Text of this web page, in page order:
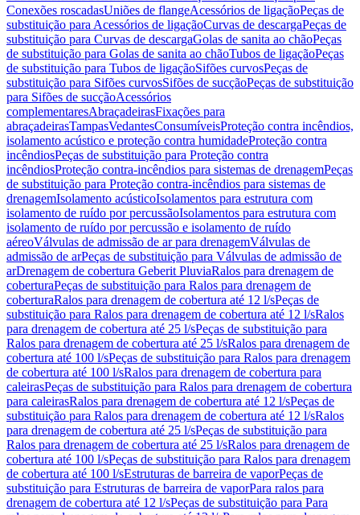
Conexões roscadasUniões de flangeAcessórios de ligaçãoPeças de
substituição para Acessórios de ligaçãoCurvas de descargaPeças de
substituição para Curvas de descargaGolas de sanita ao chãoPeças
de substituição para Golas de sanita ao chãoTubos de ligaçãoPeças
de substituição para Tubos de ligaçãoSifões curvosPeças de
substituição para Sifões curvosSifões de sucçãoPeças de substituição
para Sifões de sucçãoAcessórios
complementaresAbraçadeirasFixações para
abraçadeirasTampasVedantesConsumíveisProteção contra incêndios,
isolamento acústico e proteção contra humidadeProteção contra
incêndiosPeças de substituição para Proteção contra
incêndiosProteção contra-incêndios para sistemas de drenagemPeças
de substituição para Proteção contra-incêndios para sistemas de
drenagemIsolamento acústicoIsolamentos para estrutura com
isolamento de ruído por percussãoIsolamentos para estrutura com
isolamento de ruído por percussão e isolamento de ruído
aéreoVálvulas de admissão de ar para drenagemVálvulas de
admissão de arPeças de substituição para Válvulas de admissão de
arDrenagem de cobertura Geberit PluviaRalos para drenagem de
coberturaPeças de substituição para Ralos para drenagem de
coberturaRalos para drenagem de cobertura até 12 l/sPeças de
substituição para Ralos para drenagem de cobertura até 12 l/sRalos
para drenagem de cobertura até 25 l/sPeças de substituição para
Ralos para drenagem de cobertura até 25 l/sRalos para drenagem de
cobertura até 100 l/sPeças de substituição para Ralos para drenagem
de cobertura até 100 l/sRalos para drenagem de cobertura para
caleirasPeças de substituição para Ralos para drenagem de cobertura
para caleirasRalos para drenagem de cobertura até 12 l/sPeças de
substituição para Ralos para drenagem de cobertura até 12 l/sRalos
para drenagem de cobertura até 25 l/sPeças de substituição para
Ralos para drenagem de cobertura até 25 l/sRalos para drenagem de
cobertura até 100 l/sPeças de substituição para Ralos para drenagem
de cobertura até 100 l/sEstruturas de barreira de vaporPeças de
substituição para Estruturas de barreira de vaporPara ralos para
drenagem de cobertura até 12 l/sPeças de substituição para Para